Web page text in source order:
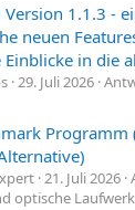
Version 1.1.3 -
neuen
in die
29. Juli 2026
Programm
21. Juli 2026
optische